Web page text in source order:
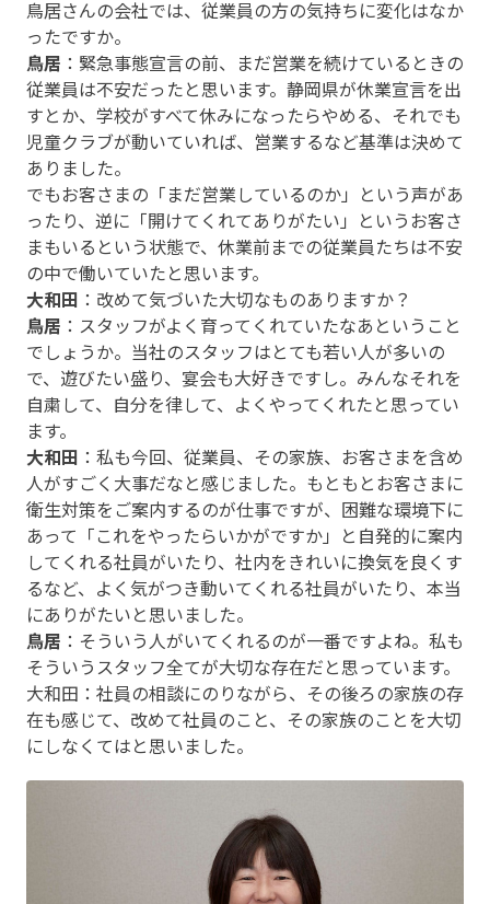
鳥居さんの会社では、従業員の方の気持ちに変化はなか
ったですか。
鳥居 ：緊急事態宣言の前、まだ営業を続けているときの
従業員は不安だったと思います。静岡県が休業宣言を出
すとか、学校がすべて休みになったらやめる、それでも
児童クラブが動いていれば、営業するなど基準は決めて
ありました。
でもお客さまの「まだ営業しているのか」という声があ
ったり、逆に「開けてくれてありがたい」というお客さ
まもいるという状態で、休業前までの従業員たちは不安
の中で働いていたと思います。
大和田 ：改めて気づいた大切なものありますか？
鳥居 ：スタッフがよく育ってくれていたなあということ
でしょうか。当社のスタッフはとても若い人が多いの
で、遊びたい盛り、宴会も大好きですし。みんなそれを
自粛して、自分を律して、よくやってくれたと思ってい
ます。
大和田 ：私も今回、従業員、その家族、お客さまを含め
人がすごく大事だなと感じました。もともとお客さまに
衛生対策をご案内するのが仕事ですが、困難な環境下に
あって「これをやったらいかがですか」と自発的に案内
してくれる社員がいたり、社内をきれいに換気を良くす
るなど、よく気がつき動いてくれる社員がいたり、本当
にありがたいと思いました。
鳥居 ：そういう人がいてくれるのが一番ですよね。私も
そういうスタッフ全てが大切な存在だと思っています。
大和田：社員の相談にのりながら、その後ろの家族の存
在も感じて、改めて社員のこと、その家族のことを大切
にしなくてはと思いました。